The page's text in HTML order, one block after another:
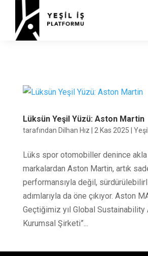
Lüksün Yeşil Yüzü: Aston Martin
tarafından Dilhan Hız 2 Kas 2025
Lüks spor otomobiller denince
markalardan Aston Martin, artık
performansıyla değil,
adımlarıyla da öne çıkıyor. Aston
Geçtiğimiz yıl Global Sustainability
Kurumsal Şirketi”...